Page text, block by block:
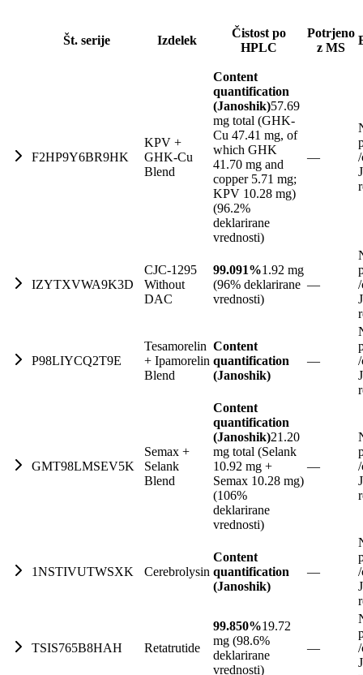
Št. serije Izdelek
Čistost po
HPLC
Potrjeno
z MS
F2HP9Y6BR9HK
KPV +
GHK-Cu
Blend
Content
quantification
(Janoshik)57.69
mg total (GHK-
Cu 47.41 mg, of
which GHK
41.70 mg and
copper 5.71 mg;
KPV 10.28 mg)
(96.2%
deklarirane
vrednosti)
—
IZYTXVWA9K3D
CJC-1295
Without
DAC
99.091%1.92 mg
(96% deklarirane
vrednosti)
—
P98LIYCQ2T9E
Tesamorelin
+ Ipamorelin
Blend
Content
quantification
(Janoshik)
—
GMT98LMSEV5K
Semax +
Selank
Blend
Content
quantification
(Janoshik)21.20
mg total (Selank
10.92 mg +
Semax 10.28 mg)
(106%
deklarirane
vrednosti)
—
1NSTIVUTWSXK Cerebrolysin
Content
quantification
(Janoshik)
—
TSIS765B8HAH Retatrutide
99.850%19.72
mg (98.6%
deklarirane
vrednosti)
—